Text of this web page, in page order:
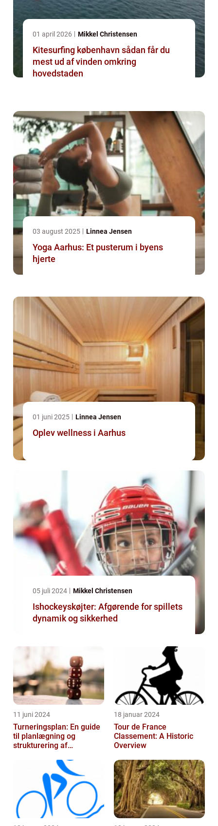
01 april 2026 Mikkel Christensen
Kitesurfing københavn sådan får du
mest ud af vinden omkring
hovedstaden
03 august 2025 Linnea Jensen
Yoga Aarhus: Et pusterum i byens
hjerte
01 juni 2025 Linnea Jensen
Oplev wellness i Aarhus
05 juli 2024 Mikkel Christensen
Ishockeyskøjter: Afgørende for spillets
dynamik og sikkerhed
11 juni 2024
Turneringsplan: En guide
til planlægning og
strukturering af
18 januar 2024
Tour de France
Classement: A Historic
Overview